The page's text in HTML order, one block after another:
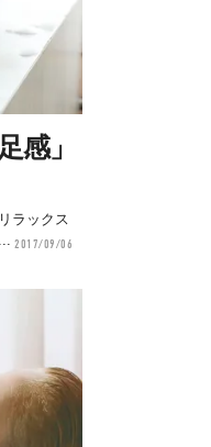
感」
ラックス
2017/09/06